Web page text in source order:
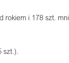
rokiem i 178 szt.